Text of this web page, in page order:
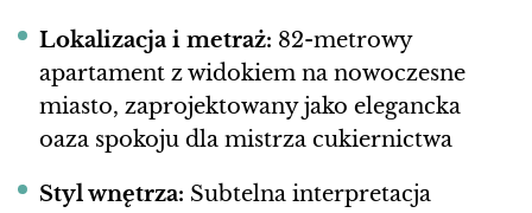
Lokalizacja i metraż: 82-metrowy
apartament z widokiem na nowoczesne
miasto, zaprojektowany jako elegancka
oaza spokoju dla mistrza cukiernictwa
Styl wnętrza: Subtelna interpretacja